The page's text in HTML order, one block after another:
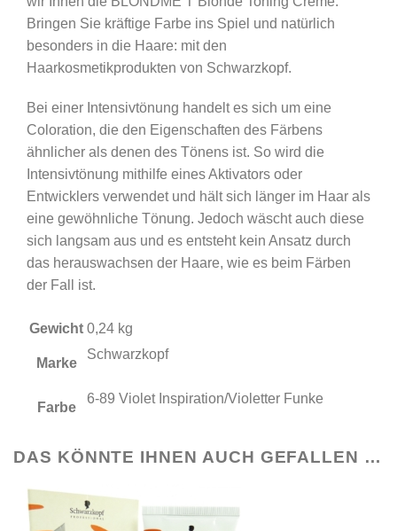
Bringen Sie kräftige Farbe ins Spiel und natürlich
besonders in die Haare: mit den
Haarkosmetikprodukten von Schwarzkopf.
Bei einer Intensivtönung handelt es sich um eine
Coloration, die den Eigenschaften des Färbens
ähnlicher als denen des Tönens ist. So wird die
Intensivtönung mithilfe eines Aktivators oder
Entwicklers verwendet und hält sich länger im Haar als
eine gewöhnliche Tönung. Jedoch wäscht auch diese
sich langsam aus und es entsteht kein Ansatz durch
das herauswachsen der Haare, wie es beim Färben
der Fall ist.
Gewicht 0,24 kg
Marke
Schwarzkopf
Farbe
6-89 Violet Inspiration/Violetter Funke
DAS KÖNNTE IHNEN AUCH GEFALLEN …